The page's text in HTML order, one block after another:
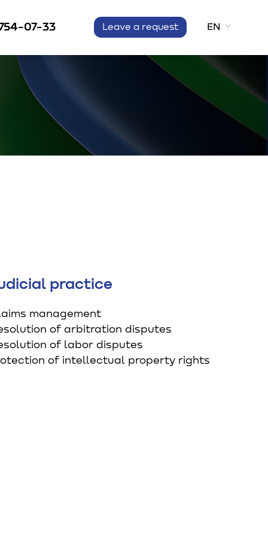
07-33 Leave a request EN
practice
management
of arbitration disputes
of labor disputes
of intellectual property rights